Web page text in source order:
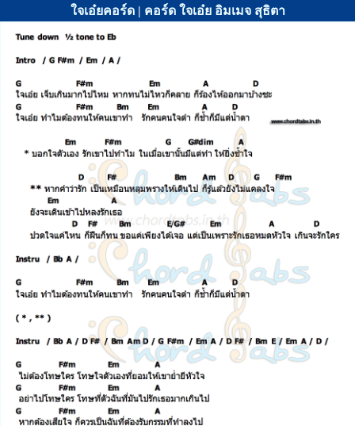
ใจเอ๋ยคอร์ด | คอร์ด ใจเอ๋ย อิมเมจ สุธิตา